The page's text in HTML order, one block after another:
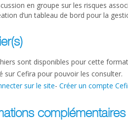
en groupe sur les risques
d’un tableau de bord pour la
sont disponibles pour cette
sur Cefira pour pouvoir les consulter.
sur le site- Créer un compte
complémentaires